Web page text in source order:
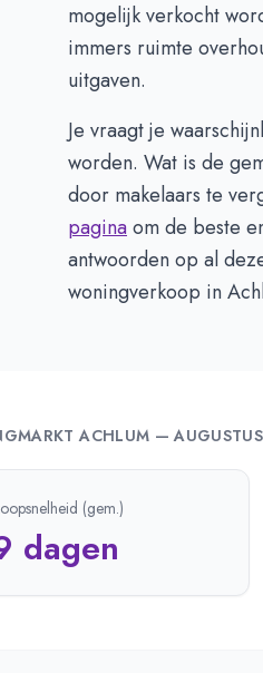
mogelijk verkocht
immers ruimte
uitgaven.
Je vraagt je
worden. Wat is de
door makelaars te
paginaom de beste
antwoorden op al
woningverkoop in
ACHLUM —
(gem.)
dagen